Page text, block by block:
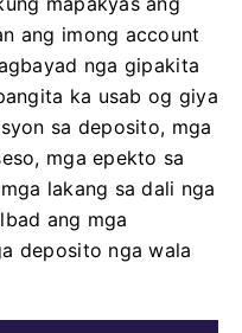
ang imong account
nga gipakita
ka usab og giya
sa deposito, mga
mga epekto sa
lakang sa dali nga
ang mga
deposito nga wala